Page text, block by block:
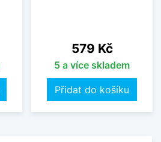
Cena
579 Kč
5 a více skladem
Přidat do košíku